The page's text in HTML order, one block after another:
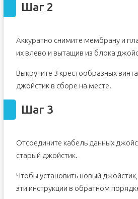
Шаг 2
Аккуратно снимите мембрану и
их влево и вытащив из блока
Выкрутите 3 крестообразных
джойстик в сборе на месте.
Шаг 3
Отсоедините кабель данных
старый джойстик.
Чтобы установить новый
эти инструкции в обратном